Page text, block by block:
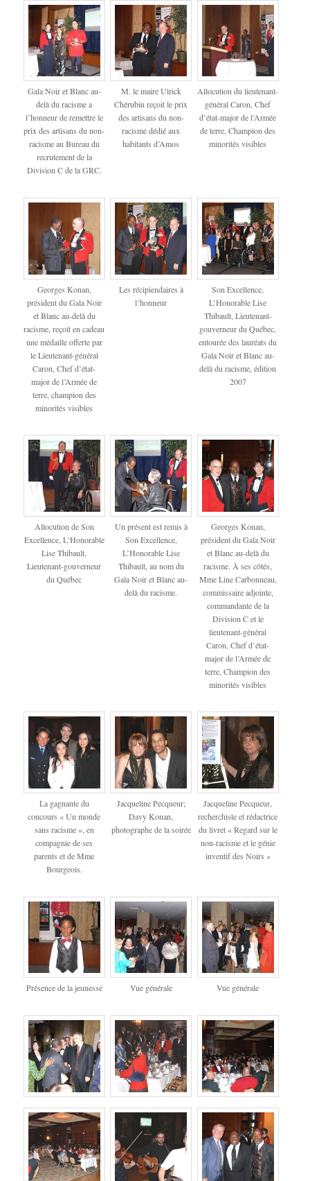
Gala Noir et Blanc au-
delà du racisme a
l’honneur de remettre le
prix des artisans du non-
racisme au Bureau du
recrutement de la
Division C de la GRC.
M. le maire Ulrick
Chérubin reçoit le prix
des artisans du non-
racisme dédié aux
habitants d’Amos
Allocution du lieutenant-
général Caron, Chef
d’état-major de l’Armée
de terre, Champion des
minorités visibles
Georges Konan,
président du Gala Noir
et Blanc au-delà du
racisme, reçoit en cadeau
une médaille offerte par
le Lieutenant-général
Caron, Chef d’état-
major de l’Armée de
terre, champion des
minorités visibles
Les récipiendaires à
l’honneur
Son Excellence,
L’Honorable Lise
Thibault, Lieutenant-
gouverneur du Québec,
entourée des lauréats du
Gala Noir et Blanc au-
delà du racisme, édition
2007
Allocution de Son
Excellence, L’Honorable
Lise Thibault,
Lieutenant-gouverneur
du Québec
Un présent est remis à
Son Excellence,
L’Honorable Lise
Thibault, au nom du
Gala Noir et Blanc au-
delà du racisme.
Georges Konan,
président du Gala Noir
et Blanc au-delà du
racisme. À ses côtés,
Mme Line Carbonneau,
commissaire adjointe,
commandante de la
Division C et le
lieutenant-général
Caron, Chef d’état-
major de l’Armée de
terre, Champion des
minorités visibles
La gagnante du
concours « Un monde
sans racisme », en
compagnie de ses
parents et de Mme
Bourgeois.
Jacqueline Pecqueur;
Davy Konan,
photographe de la soirée
Jacqueline Pecqueur,
recherchiste et rédactrice
du livret « Regard sur le
non-racisme et le génie
inventif des Noirs »
Présence de la jeunesse Vue générale Vue générale